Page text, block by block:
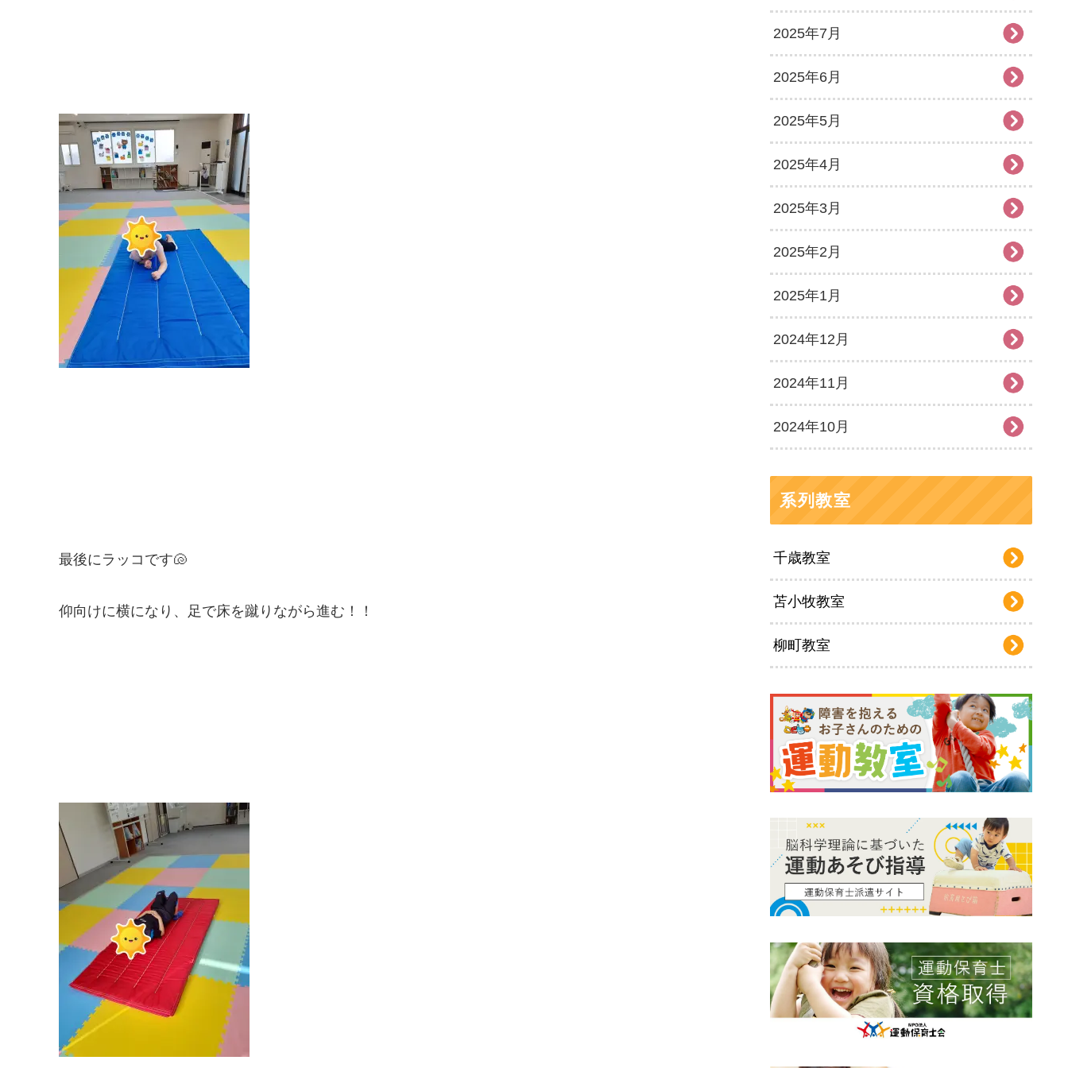
最後にラッコです🐚
仰向けに横になり、足で床を蹴りながら進む！！
2025年7月
2025年6月
2025年5月
2025年4月
2025年3月
2025年2月
2025年1月
2024年12月
2024年11月
2024年10月
系列教室
千歳教室
苫小牧教室
柳町教室